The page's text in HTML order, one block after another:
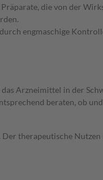
die von der
engmaschige
Arzneimittel in der
beraten, ob
therapeutische Nutzen